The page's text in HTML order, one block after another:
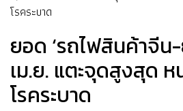
โรคระบาด
ยอด ‘รถไฟสินค้าจีน-
เม.ย. แตะจุดสูงสุด
โรคระบาด